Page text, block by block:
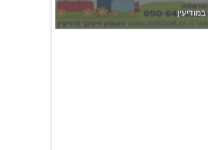
במודיעין